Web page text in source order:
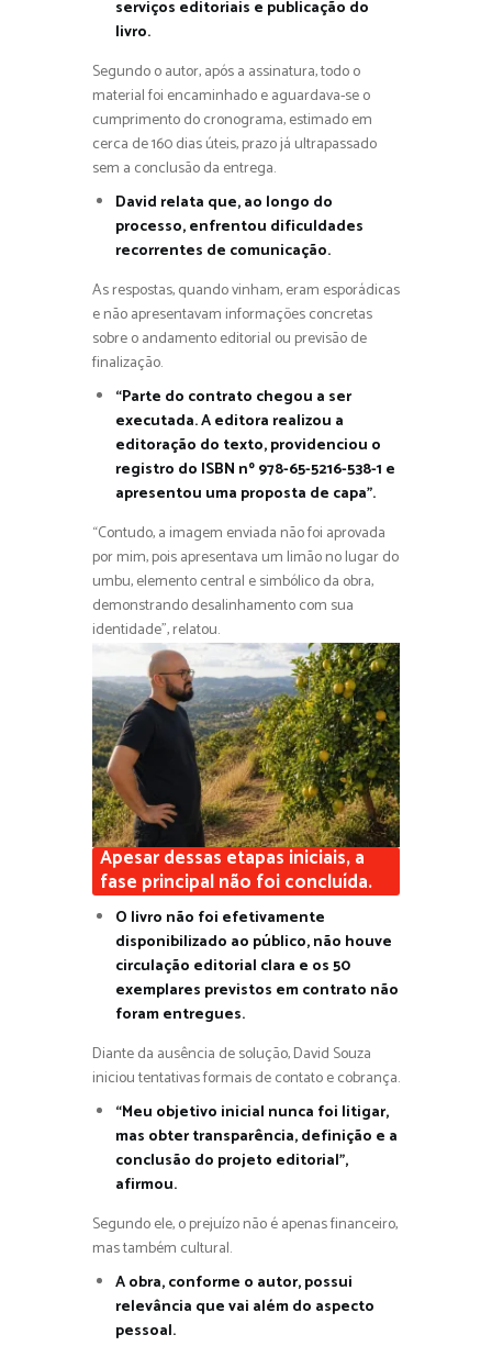
serviços editoriais e publicação do
livro.
Segundo o autor, após a assinatura, todo o
material foi encaminhado e aguardava-se o
cumprimento do cronograma, estimado em
cerca de 160 dias úteis, prazo já ultrapassado
sem a conclusão da entrega.
David relata que, ao longo do
processo, enfrentou dificuldades
recorrentes de comunicação.
As respostas, quando vinham, eram esporádicas
e não apresentavam informações concretas
sobre o andamento editorial ou previsão de
finalização.
“Parte do contrato chegou a ser
executada. A editora realizou a
editoração do texto, providenciou o
registro do ISBN nº 978-65-5216-538-1 e
apresentou uma proposta de capa”.
“Contudo, a imagem enviada não foi aprovada
por mim, pois apresentava um limão no lugar do
umbu, elemento central e simbólico da obra,
demonstrando desalinhamento com sua
identidade”, relatou.
Apesar dessas etapas iniciais, a
fase principal não foi concluída.
O livro não foi efetivamente
disponibilizado ao público, não houve
circulação editorial clara e os 50
exemplares previstos em contrato não
foram entregues.
Diante da ausência de solução, David Souza
iniciou tentativas formais de contato e cobrança.
“Meu objetivo inicial nunca foi litigar,
mas obter transparência, definição e a
conclusão do projeto editorial”,
afirmou.
Segundo ele, o prejuízo não é apenas financeiro,
mas também cultural.
A obra, conforme o autor, possui
relevância que vai além do aspecto
pessoal.